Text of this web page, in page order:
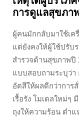
การดูแลสุขภา
ผู้คนมักกลับมาใช้เค
แต่ยังคงให้ผู้ใช้ปรับ
สำรวจด้านสุขภาพปี
แบบสอบถามระบุว่า
อัตสึให้ผลดีกว่าการ
เรื้อรัง โมเดลใหม่ๆ
ถุงให้ความร้อน ตำ